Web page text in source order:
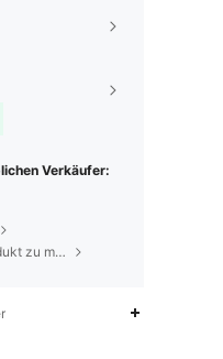
Verkäufer:
Um diesen Verkäufer und/oder dieses Produkt zu melden